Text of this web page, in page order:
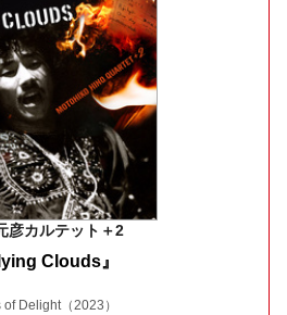
彦カルテット＋2
Clouds』
of Delight（2023）